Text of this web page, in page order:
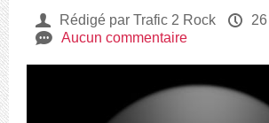
U Rédigé par Trafic 2 Rock P
e Aucun commentaire